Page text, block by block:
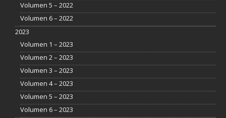
Volumen 5 – 2022
Volumen 6 – 2022
2023
Volumen 1 – 2023
Volumen 2 – 2023
Volumen 3 – 2023
Volumen 4 – 2023
Volumen 5 – 2023
Volumen 6 – 2023